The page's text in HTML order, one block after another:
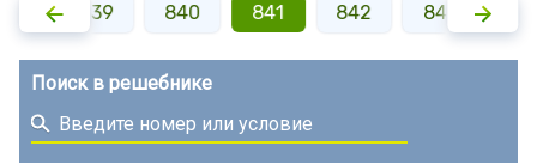
839 840 841 842 843
Поиск в решебнике